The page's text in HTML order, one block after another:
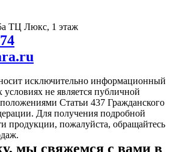
ТЦ Люкс, 1 этаж
исключительно информационный
не является публичной
Статьи 437 Гражданского
Для получения подробной
продукции, пожалуйста, обращайтесь
мы свяжемся с вами в